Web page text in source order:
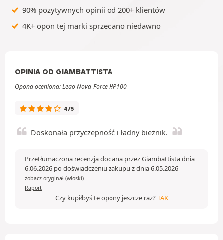
90% pozytywnych opinii od 200+ klientów
4K+ opon tej marki sprzedano niedawno
OPINIA OD GIAMBATTISTA
Opona oceniona: Leao Nova-Force HP100
4/5
Doskonała przyczepność i ładny bieżnik.
Przetłumaczona recenzja dodana przez Giambattista dnia
6.06.2026 po doświadczeniu zakupu z dnia 6.05.2026-
zobacz oryginał (włoski)
Raport
Czy kupiłbyś te opony jeszcze raz?TAK